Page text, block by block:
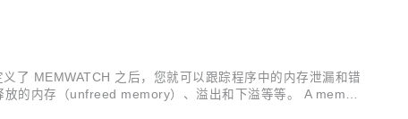
了 MEMWATCH 之后，您就可以跟踪程序中的内存泄漏和错
的内存（unfreed memory）、溢出和下溢等等。 A memory